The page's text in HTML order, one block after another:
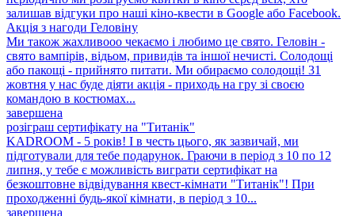
залишав відгуки про наші кіно-квести в Google або Facebook.
Акція з нагоди Геловіну
Ми також жахливооо чекаємо і любимо це свято. Геловін -
свято вампірів, відьом, привидів та іншої нечисті. Солодощі
або пакощі - прийнято питати. Ми обираємо солодощі! 31
жовтня у нас буде діяти акція - приходь на гру зі своєю
командою в костюмах...
завершена
розіграш сертифікату на "Титанік"
KADROOM - 5 років! І в честь цього, як зазвичай, ми
підготували для тебе подарунок. Граючи в період з 10 по 12
липня, у тебе є можливість виграти сертифікат на
безкоштовне відвідування квест-кімнати "Титанік"! При
проходженні будь-якої кімнати, в період з 10...
завершена